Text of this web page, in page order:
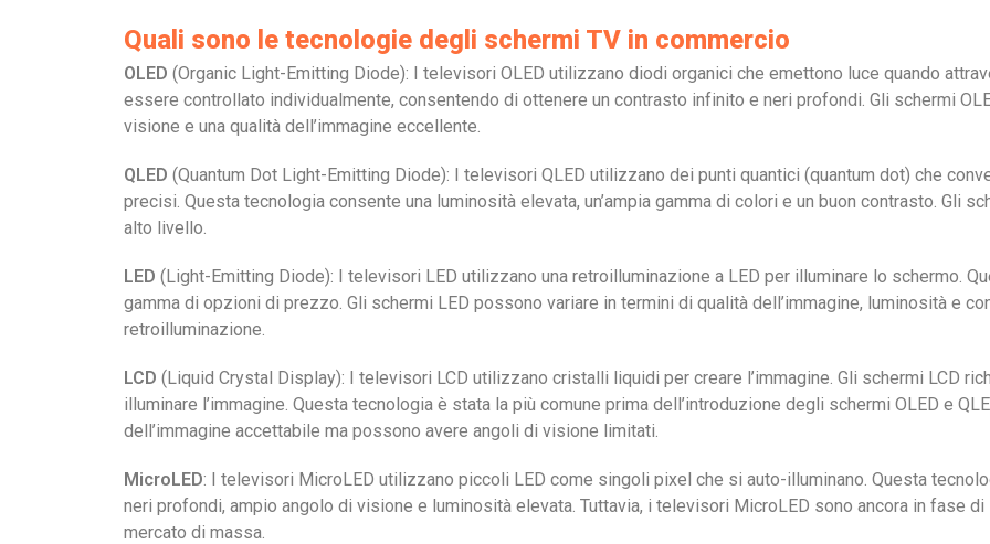
Quali sono le tecnologie degli schermi TV in commercio
OLED (Organic Light-Emitting Diode): I televisori OLED utilizzano diodi organici che emettono luce quando
essere controllato individualmente, consentendo di ottenere un contrasto infinito e neri profondi. Gli schermi
visione e una qualità dell’immagine eccellente.
QLED (Quantum Dot Light-Emitting Diode): I televisori QLED utilizzano dei punti quantici (quantum dot) che
precisi. Questa tecnologia consente una luminosità elevata, un’ampia gamma di colori e un buon contrasto. Gli
alto livello.
LED (Light-Emitting Diode): I televisori LED utilizzano una retroilluminazione a LED per illuminare lo schermo.
gamma di opzioni di prezzo. Gli schermi LED possono variare in termini di qualità dell’immagine, luminosità e
retroilluminazione.
LCD (Liquid Crystal Display): I televisori LCD utilizzano cristalli liquidi per creare l’immagine. Gli schermi LCD
illuminare l’immagine. Questa tecnologia è stata la più comune prima dell’introduzione degli schermi OLED e
dell’immagine accettabile ma possono avere angoli di visione limitati.
MicroLED: I televisori MicroLED utilizzano piccoli LED come singoli pixel che si auto-illuminano. Questa
neri profondi, ampio angolo di visione e luminosità elevata. Tuttavia, i televisori MicroLED sono ancora in fase
mercato di massa.